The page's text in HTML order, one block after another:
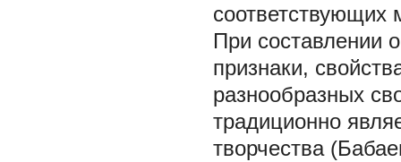
соответствующих
При составлении
признаки,
разнообразных
традиционно
творчества